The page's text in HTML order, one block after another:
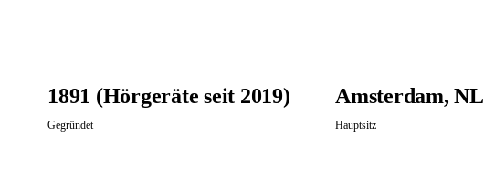
1891 (Hörgeräte seit 2019)
Gegründet
Amsterdam, NL
Hauptsitz